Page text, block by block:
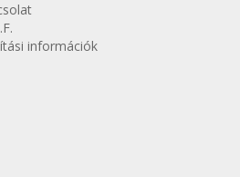
információk